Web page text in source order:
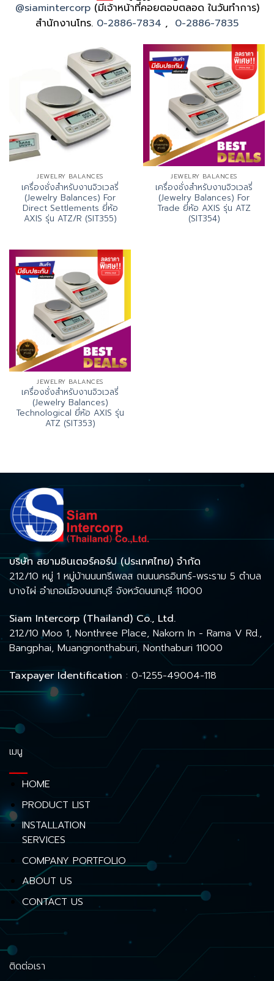
@siamintercorp(มีเจ้าหน้าที่คอยตอบตลอด ในวันทำการ)
สำนักงานโทร. 0-2886-7834 , 0-2886-7835
JEWELRY BALANCES
เครื่องชั่งสำหรับงานจิวเวลรี่
(Jewelry Balances) For
Direct Settlements ยี่ห้อ
AXIS รุ่น ATZ/R (SIT355)
JEWELRY BALANCES
เครื่องชั่งสำหรับงานจิวเวลรี่
(Jewelry Balances) For
Trade ยี่ห้อ AXIS รุ่น ATZ
(SIT354)
JEWELRY BALANCES
เครื่องชั่งสำหรับงานจิวเวลรี่
(Jewelry Balances)
Technological ยี่ห้อ AXIS รุ่น
ATZ (SIT353)
บริษัท สยามอินเตอร์คอร์ป (ประเทศไทย) จำกัด
212/10 หมู่ 1 หมู่บ้านนนทรีเพลส ถนนนครอินทร์-พระราม 5 ตำบล
บางไผ่ อำเภอเมืองนนทบุรี จังหวัดนนทบุรี 11000
Siam Intercorp (Thailand) Co., Ltd.
212/10 Moo 1, Nonthree Place, Nakorn In - Rama V Rd.,
Bangphai, Muangnonthaburi, Nonthaburi 11000
Taxpayer Identification : 0-1255-49004-118
เมนู
HOME
PRODUCT LIST
INSTALLATION
SERVICES
COMPANY PORTFOLIO
ABOUT US
CONTACT US
ติดต่อเรา